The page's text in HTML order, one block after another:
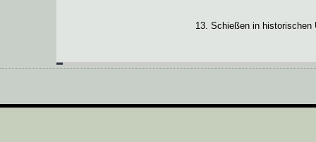
13. Schießen in historischen